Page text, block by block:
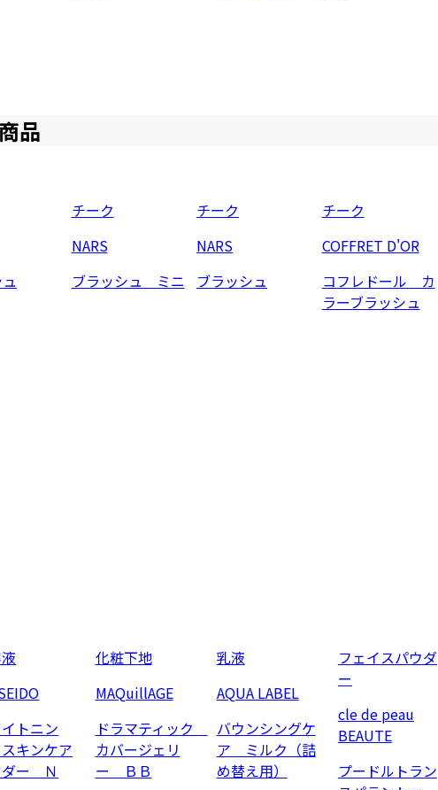
品
チーク
NARS
ブラッシュ ミニ
チーク
NARS
ブラッシュ
チーク
COFFRET D'OR
コフレドール カ
ラーブラッシュ
トニン
キンケア
ダー Ｎ
化粧下地
MAQuillAGE
ドラマティック
カバージェリ
ー ＢＢ
乳液
AQUA LABEL
バウンシングケ
ア ミルク（詰
め替え用）
フェイスパウダ
ー
cle de peau
BEAUTE
プードルトラン